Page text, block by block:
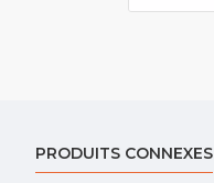
PRODUITS CONNEXES